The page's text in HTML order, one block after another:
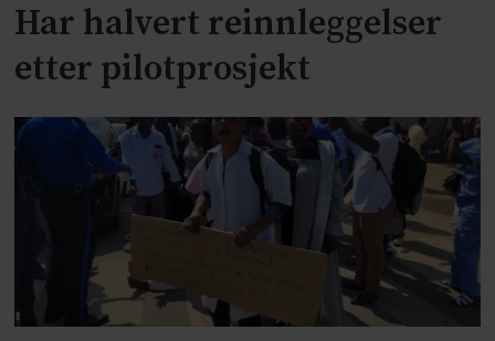
Har halvert reinnleggelser
etter pilotprosjekt